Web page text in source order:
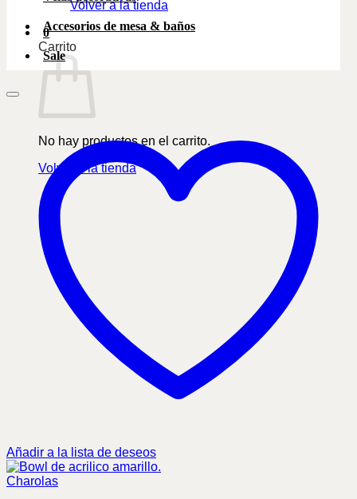
Volver a la tienda
0
Carrito
No hay productos en el carrito.
Volver a la tienda
Accesorios de mesa & baños
Sale
Añadir a la lista de deseos
Charolas